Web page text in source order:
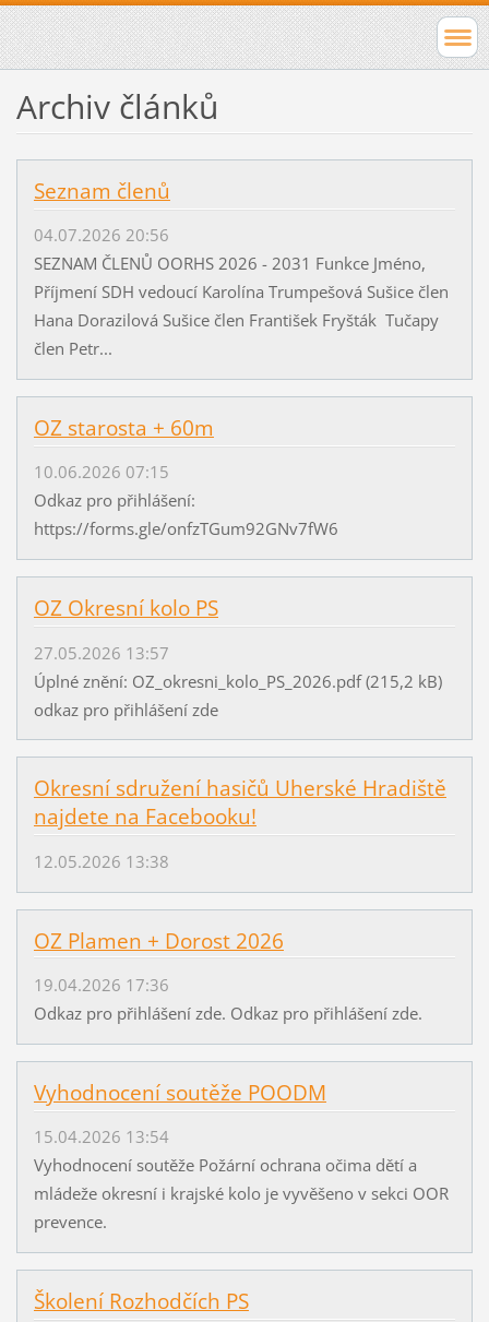
Archiv článků
Seznam členů
04.07.2026 20:56
SEZNAM ČLENŮ OORHS 2026 - 2031 Funkce Jméno,
Příjmení SDH vedoucí Karolína Trumpešová Sušice člen
Hana Dorazilová Sušice člen František Fryšták Tučapy
člen Petr...
OZ starosta + 60m
10.06.2026 07:15
Odkaz pro přihlášení:
https://forms.gle/onfzTGum92GNv7fW6
OZ Okresní kolo PS
27.05.2026 13:57
Úplné znění: OZ_okresni_kolo_PS_2026.pdf (215,2 kB)
odkaz pro přihlášení zde
Okresní sdružení hasičů Uherské Hradiště
najdete na Facebooku!
12.05.2026 13:38
OZ Plamen + Dorost 2026
19.04.2026 17:36
Odkaz pro přihlášení zde. Odkaz pro přihlášení zde.
Vyhodnocení soutěže POODM
15.04.2026 13:54
Vyhodnocení soutěže Požární ochrana očima dětí a
mládeže okresní i krajské kolo je vyvěšeno v sekci OOR
prevence.
Školení Rozhodčích PS